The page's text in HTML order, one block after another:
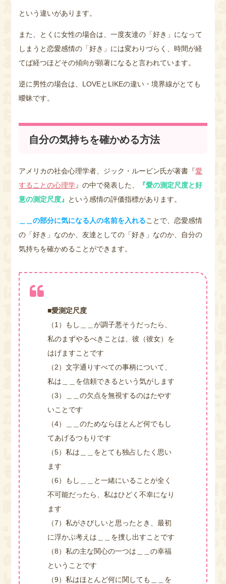
という違いがあります。
また、とくに女性の場合は、一度友達の「好き」になって
しまうと恋愛感情の「好き」には変わりづらく、時間が経
てば経つほどその傾向が顕著になると言われています。
逆に男性の場合は、LOVEとLIKEの違い・境界線がとても
曖昧です。
自分の気持ちを確かめる方法
アメリカの社会心理学者、ジック・ルービン氏が著書『愛
することの心理学』の中で発表した、
『愛の測定尺度と好
意の測定尺度』 という感情の評価指標があります。
＿＿の部分に気になる人の名前を入れることで、恋愛感情
の「好き」なのか、友達としての「好き」なのか、自分の
気持ちを確かめることができます。
■愛測定尺度
（1）もし＿＿が調子悪そうだったら、
私のまずやるべきことは、彼（彼女）を
はげますことです
（2）文字通りすべての事柄について、
私は＿＿を信頼できるという気がします
（3）＿＿の欠点を無視するのはたやす
いことです
（4）＿＿のためならほとんど何でもし
てあげるつもりです
（5）私は＿＿をとても独占したく思い
ます
（6）もし＿＿と一緒にいることが全く
不可能だったら、私はひどく不幸になり
ます
（7）私がさびしいと思ったとき、最初
に浮かぶ考えは＿＿を捜し出すことです
（8）私の主な関心の一つは＿＿の幸福
ということです
（9）私はほとんど何に関しても＿＿を